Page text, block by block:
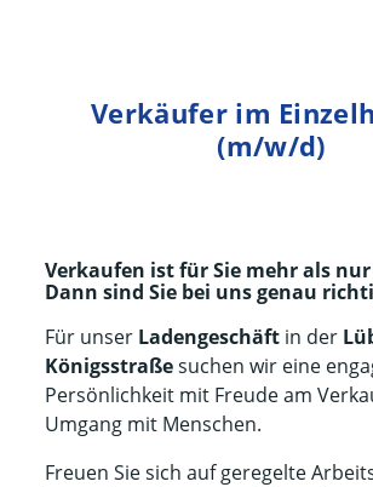
Verkäufer im
(m/w/d)
Verkaufen ist für Sie mehr als nur
Dann sind Sie bei uns genau
Für unser Ladengeschäft in der
Königsstraßesuchen wir eine
Persönlichkeit mit Freude am
Umgang mit Menschen.
Freuen Sie sich auf geregelte